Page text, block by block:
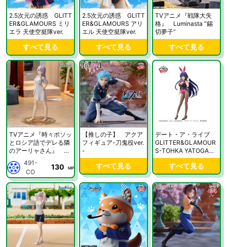
2.5次元の誘惑 GLITT
ER&GLAMOURS ミリ
エラ 天使空挺隊ver.
すべて見る
2.5次元の誘惑 GLITT
ER&GLAMOURS アリ
エル 天使空挺隊ver.
すべて見る
TVアニメ『戦隊大失
格』 Luminasta “錫
切夢子”
すべて見る
TVアニメ『時々ボソッ
とロシア語でデレる隣
のアーリャさん』 Lu
ンピース
491-
CO
130 MP
【推しの子】 アクア
フィギュア-刀鬼役ver.
-
すべて見る
デート・ア・ライブ
GLITTER&GLAMOUR
S-TOHKA YATOGAMI
-
すべて見る